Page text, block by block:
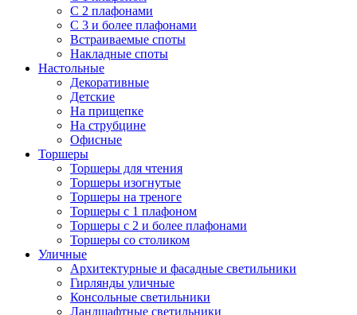
С 2 плафонами
С 3 и более плафонами
Встраиваемые споты
Накладные споты
Настольные
Декоративные
Детские
На прищепке
На струбцине
Офисные
Торшеры
Торшеры для чтения
Торшеры изогнутые
Торшеры на треноге
Торшеры с 1 плафоном
Торшеры с 2 и более плафонами
Торшеры со столиком
Уличные
Архитектурные и фасадные светильники
Гирлянды уличные
Консольные светильники
Ландшафтные светильники